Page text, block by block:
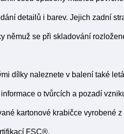
detailů i barev. Jejich zadní
němuž se při skladování
dílky naleznete v balení také
o tvůrcích a pozadí
kartonové krabičce vyrobené
FSC®.